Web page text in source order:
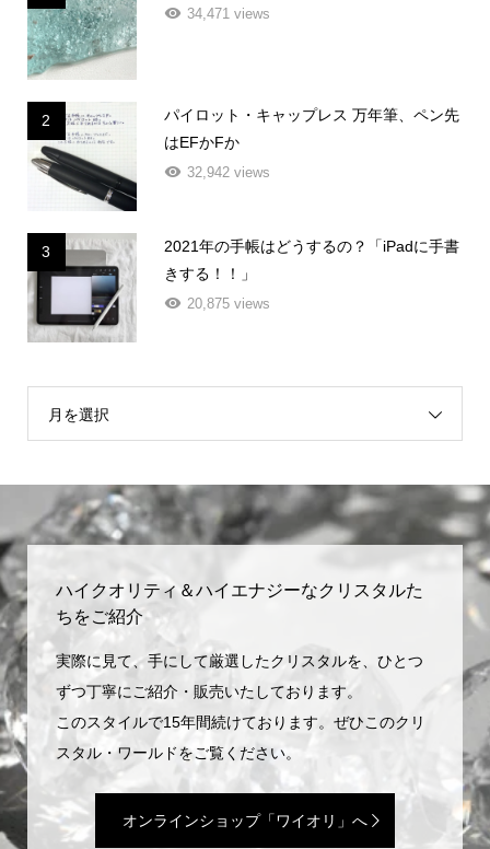
34,471 views
2
パイロット・キャップレス 万年筆、ペン先
はEFかFか
32,942 views
3
2021年の手帳はどうするの？「iPadに手書
きする！！」
20,875 views
月を選択
ハイクオリティ＆ハイエナジーなクリスタルた
ちをご紹介
実際に見て、手にして厳選したクリスタルを、ひとつ
ずつ丁寧にご紹介・販売いたしております。
このスタイルで15年間続けております。ぜひこのクリ
スタル・ワールドをご覧ください。
オンラインショップ「ワイオリ」へ